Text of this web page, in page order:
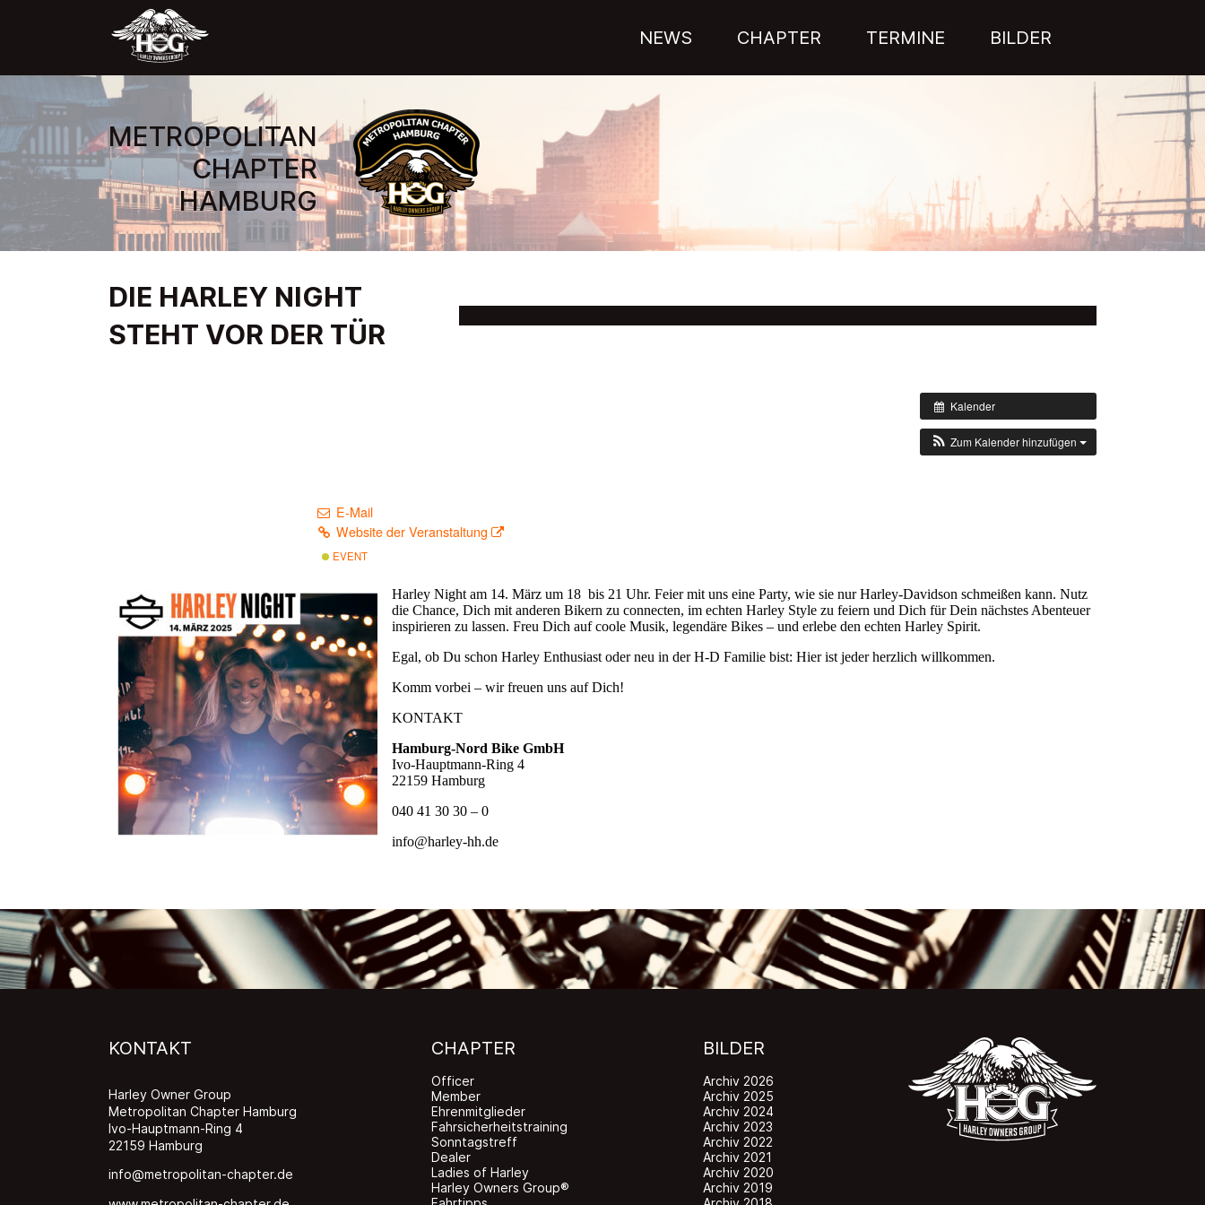
NEWS CHAPTER TERMINE BILDER
METROPOLITAN
CHAPTER
HAMBURG
DIE HARLEY NIGHT
STEHT VOR DER TÜR
Kalender
Zum Kalender hinzufügen
E-Mail
Website der Veranstaltung
EVENT
Harley Night am 14. März um 18 bis 21 Uhr. Feier mit uns eine Party, wie sie nur Harley-Davidson schmeißen kann. Nutz
die Chance, Dich mit anderen Bikern zu connecten, im echten Harley Style zu feiern und Dich für Dein nächstes Abenteuer
inspirieren zu lassen. Freu Dich auf coole Musik, legendäre Bikes – und erlebe den echten Harley Spirit.
Egal, ob Du schon Harley Enthusiast oder neu in der H-D Familie bist: Hier ist jeder herzlich willkommen.
Komm vorbei – wir freuen uns auf Dich!
KONTAKT
Hamburg-Nord Bike GmbH
Ivo-Hauptmann-Ring 4
22159 Hamburg
040 41 30 30 – 0
info@harley-hh.de
KONTAKT
Harley Owner Group
Metropolitan Chapter Hamburg
Ivo-Hauptmann-Ring 4
22159 Hamburg
info@metropolitan-chapter.de
CHAPTER
Officer
Member
Ehrenmitglieder
Fahrsicherheitstraining
Sonntagstreff
Dealer
Ladies of Harley
Harley Owners Group®
BILDER
Archiv 2026
Archiv 2025
Archiv 2024
Archiv 2023
Archiv 2022
Archiv 2021
Archiv 2020
Archiv 2019